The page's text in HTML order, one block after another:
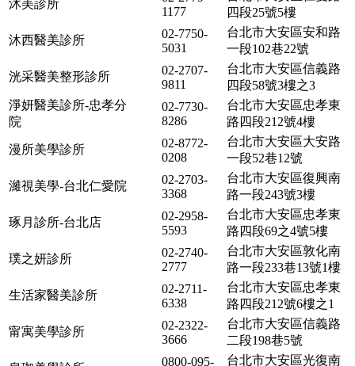
沐美診所
1177
四段25號5樓
沐西醫美診所
02-7750-
5031
台北市大安區安和路
一段102巷22號
洸采醫美整形診所
02-2707-
9811
台北市大安區信義路
四段58號3樓之3
淨妍醫美診所-忠孝分
院
02-7730-
8286
台北市大安區忠孝東
路四段212號4樓
漫所美學診所
02-8772-
0208
台北市大安區大安路
一段52巷12號
濰視美學-台北仁愛院
02-2703-
3368
台北市大安區復興南
路一段243號3樓
琢月診所-台北店
02-2958-
5593
台北市大安區忠孝東
路四段69之4號5樓
璞之妍診所
02-2740-
2777
台北市大安區敦化南
路一段233巷13號1樓
生活家醫美診所
02-2711-
6338
台北市大安區忠孝東
路四段212號6樓之1
甯寓美學診所
02-2322-
3666
台北市大安區信義路
二段198巷5號
0800-095-
台北市大安區光復南